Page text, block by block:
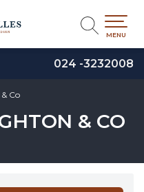
024 -3232008
MENU
Co
& CO